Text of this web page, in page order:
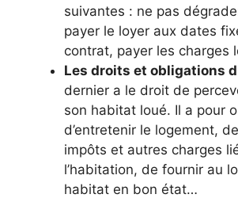
suivantes : ne pas
payer le loyer aux dates
contrat, payer les charges
Les droits et obligations
dernier a le droit de
son habitat loué. Il a pour
d’entretenir le logement,
impôts et autres charges
l’habitation, de fournir au
habitat en bon état…